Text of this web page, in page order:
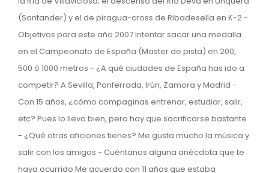
(Santander) y el de piragua-cross de Ribadesella en K-2 -
Objetivos para este año 2007 Intentar sacar una medalla
en el Campeonato de España (Master de pista) en 200,
500 ó 1000 metros - ¿A qué ciudades de España has ido a
competir? A Sevilla, Ponferrada, Irún, Zamora y Madrid -
Con 15 años, ¿cómo compaginas entrenar, estudiar, salir,
etc? Pues lo llevo bien, pero hay que sacrificarse bastante
- ¿Qué otras aficiones tienes? Me gusta mucho la música y
salir con los amigos - Cuéntanos alguna anécdota que te
haya ocurrido Me acuerdo con 11 años que estaba